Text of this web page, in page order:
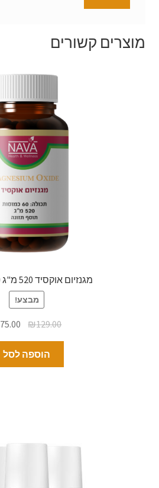
מוצרים קשורים
מגנזיום אוקסיד 520 מ"ג 60 כמוסות
מבצע!
₪129.00
75.00
הוספה לסל